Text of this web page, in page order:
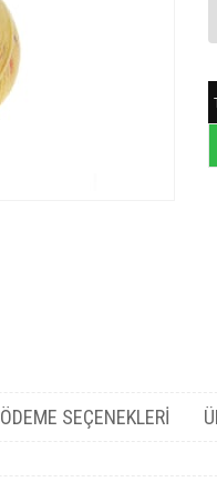
ÖDEME SEÇENEKLERI